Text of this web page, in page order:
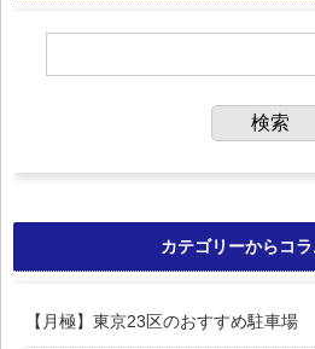
カテゴリーからコ
【月極】東京23区のおすすめ駐車場